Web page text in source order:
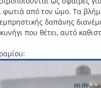
από τον ώμο. Τα
δαπάνης
που θέτει, αυτό